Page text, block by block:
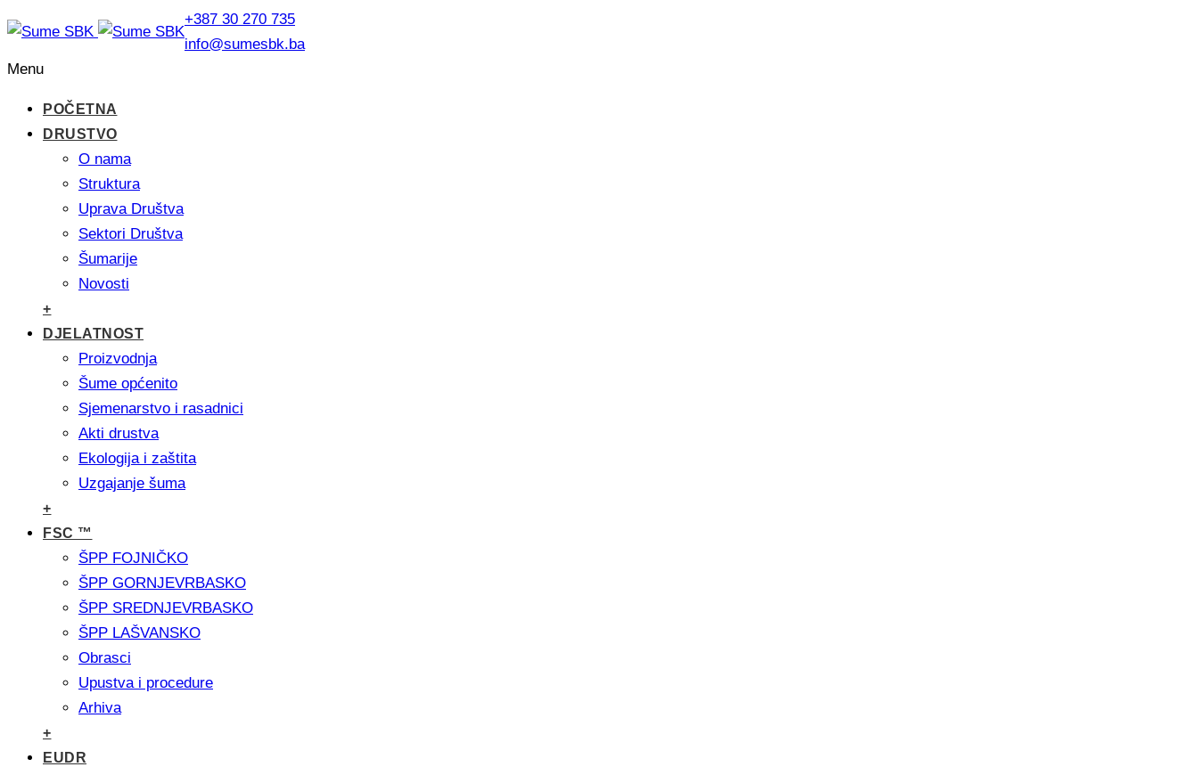
+387 30 270 735
info@sumesbk.ba
Menu
POČETNA
DRUSTVO
O nama
Struktura
Uprava Društva
Sektori Društva
Šumarije
Novosti
+
DJELATNOST
Proizvodnja
Šume općenito
Sjemenarstvo i rasadnici
Akti drustva
Ekologija i zaštita
Uzgajanje šuma
+
FSC ™
ŠPP FOJNIČKO
ŠPP GORNJEVRBASKO
ŠPP SREDNJEVRBASKO
ŠPP LAŠVANSKO
Obrasci
Upustva i procedure
Arhiva
+
EUDR